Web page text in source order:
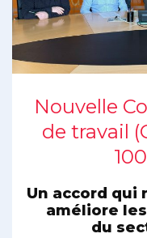
Nouvelle
de travail
Un accord qui
améliore
du